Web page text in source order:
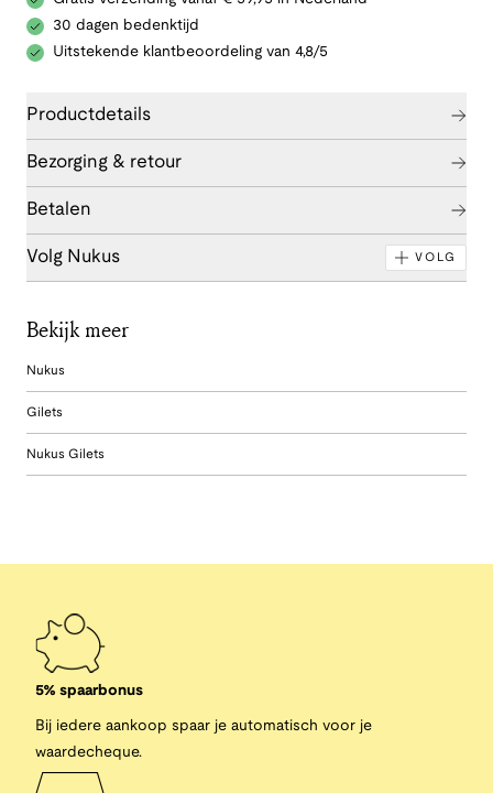
30 dagen bedenktijd
Uitstekende klantbeoordeling van 4,8/5
Productdetails
Bezorging & retour
Betalen
Volg Nukus VOLG
Bekijk meer
Nukus
Gilets
Nukus Gilets
5% spaarbonus
Bij iedere aankoop spaar je automatisch voor je
waardecheque.